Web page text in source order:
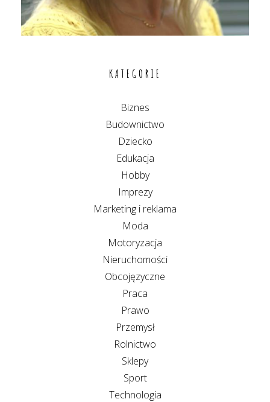
KATEGORIE
Biznes
Budownictwo
Dziecko
Edukacja
Hobby
Imprezy
Marketing i reklama
Moda
Motoryzacja
Nieruchomości
Obcojęzyczne
Praca
Prawo
Przemysł
Rolnictwo
Sklepy
Sport
Technologia